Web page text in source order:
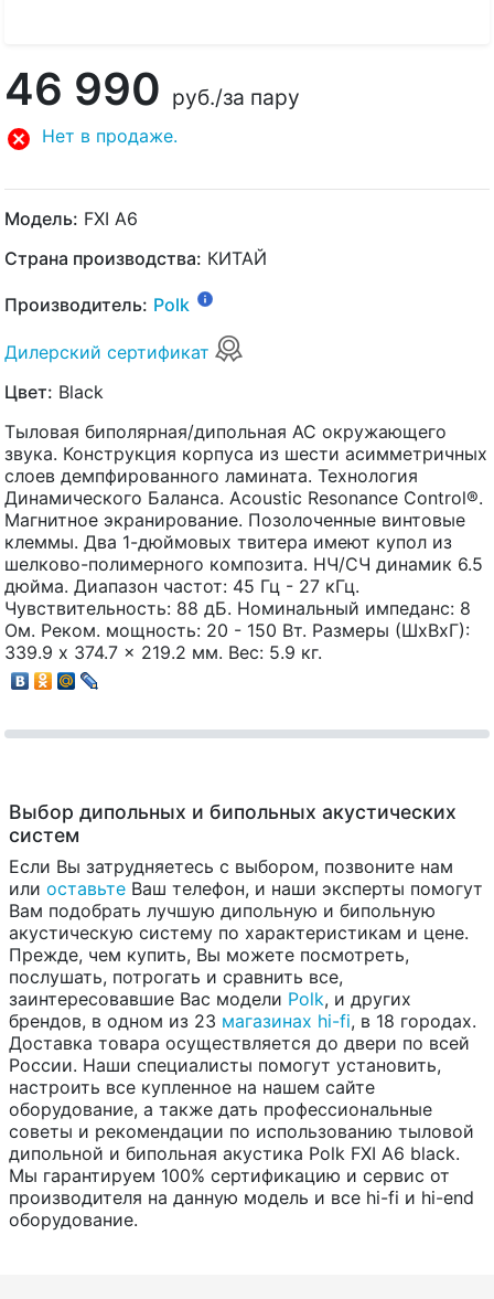
46 990 руб./за пару
Нет в продаже.
Модель: FXI A6
Страна производства: КИТАЙ
Производитель: Polk
Дилерский сертификат
Цвет: Black
Тыловая биполярная/дипольная АС окружающего
звука. Конструкция корпуса из шести асимметричных
слоев демпфированного ламината. Технология
Динамического Баланса. Acoustic Resonance Control®.
Магнитное экранирование. Позолоченные винтовые
клеммы. Два 1-дюймовых твитера имеют купол из
шелково-полимерного композита. НЧ/СЧ динамик 6.5
дюйма. Диапазон частот: 45 Гц - 27 кГц.
Чувствительность: 88 дБ. Номинальный импеданс: 8
Ом. Реком. мощность: 20 - 150 Вт. Размеры (ШхВхГ):
339.9 x 374.7 x 219.2 мм. Вес: 5.9 кг.
Выбор дипольных и бипольных акустических
систем
Если Вы затрудняетесь с выбором, позвоните нам
или оставьте Ваш телефон, и наши эксперты помогут
Вам подобрать лучшую дипольную и бипольную
акустическую систему по характеристикам и цене.
Прежде, чем купить, Вы можете посмотреть,
послушать, потрогать и сравнить все,
заинтересовавшие Вас модели Polk, и других
брендов, в одном из 23 магазинах hi-fi, в 18 городах.
Доставка товара осуществляется до двери по всей
России. Наши специалисты помогут установить,
настроить все купленное на нашем сайте
оборудование, а также дать профессиональные
советы и рекомендации по использованию тыловой
дипольной и бипольная акустика Polk FXI A6 black.
Мы гарантируем 100% сертификацию и сервис от
производителя на данную модель и все hi-fi и hi-end
оборудование.